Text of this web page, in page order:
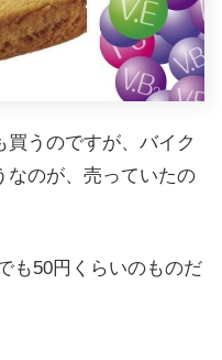
うのですが、バイク
なのが、売っていたの
も50円くらいのものだ